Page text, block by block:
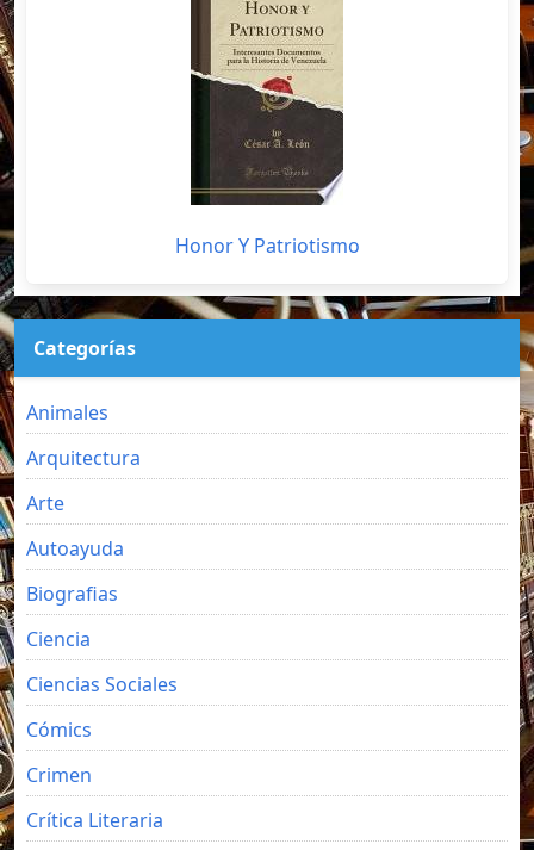
Honor Y Patriotismo
Categorías
Animales
Arquitectura
Arte
Autoayuda
Biografias
Ciencia
Ciencias Sociales
Cómics
Crimen
Crítica Literaria